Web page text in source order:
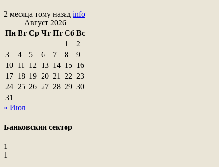
2 месяца тому назад info
Август 2026
Пн Вт Ср Чт Пт Сб Вс
1
2
3
4 5 6 7 8
9
10 11 12 13 14 15 16
17 18 19 20 21 22 23
24 25 26 27 28 29 30
31
« Июл
Банковский сектор
1
1